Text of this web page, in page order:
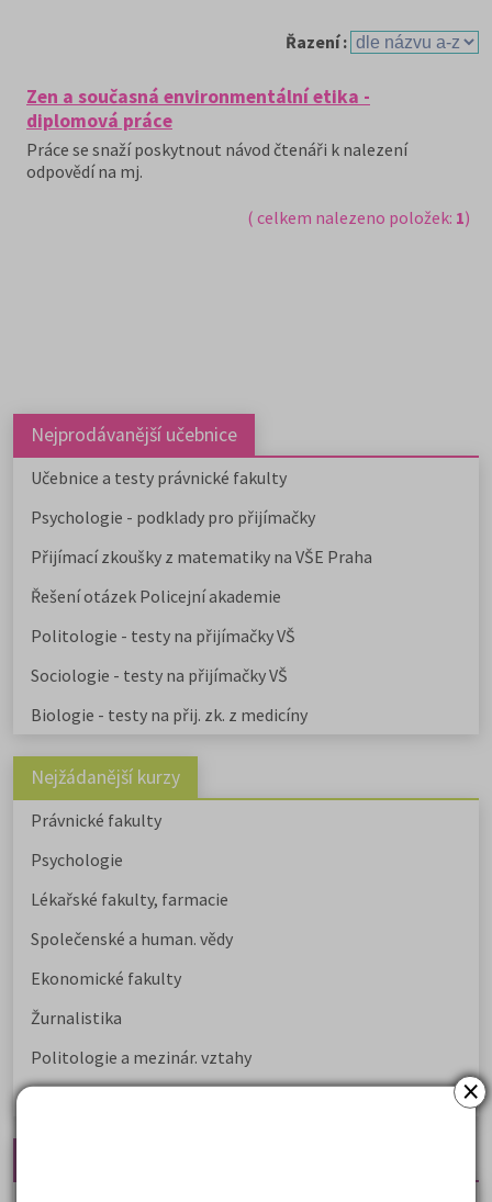
×
Řazení :
Zen a současná environmentální etika -
diplomová práce
Práce se snaží poskytnout návod čtenáři k nalezení
odpovědí na mj.
( celkem nalezeno položek: 1)
Nejprodávanější učebnice
Učebnice a testy právnické fakulty
Psychologie - podklady pro přijímačky
Přijímací zkoušky z matematiky na VŠE Praha
Řešení otázek Policejní akademie
Politologie - testy na přijímačky VŠ
Sociologie - testy na přijímačky VŠ
Biologie - testy na přij. zk. z medicíny
Nejžádanější kurzy
Právnické fakulty
Psychologie
Lékařské fakulty, farmacie
Společenské a human. vědy
Ekonomické fakulty
Žurnalistika
Politologie a mezinár. vztahy